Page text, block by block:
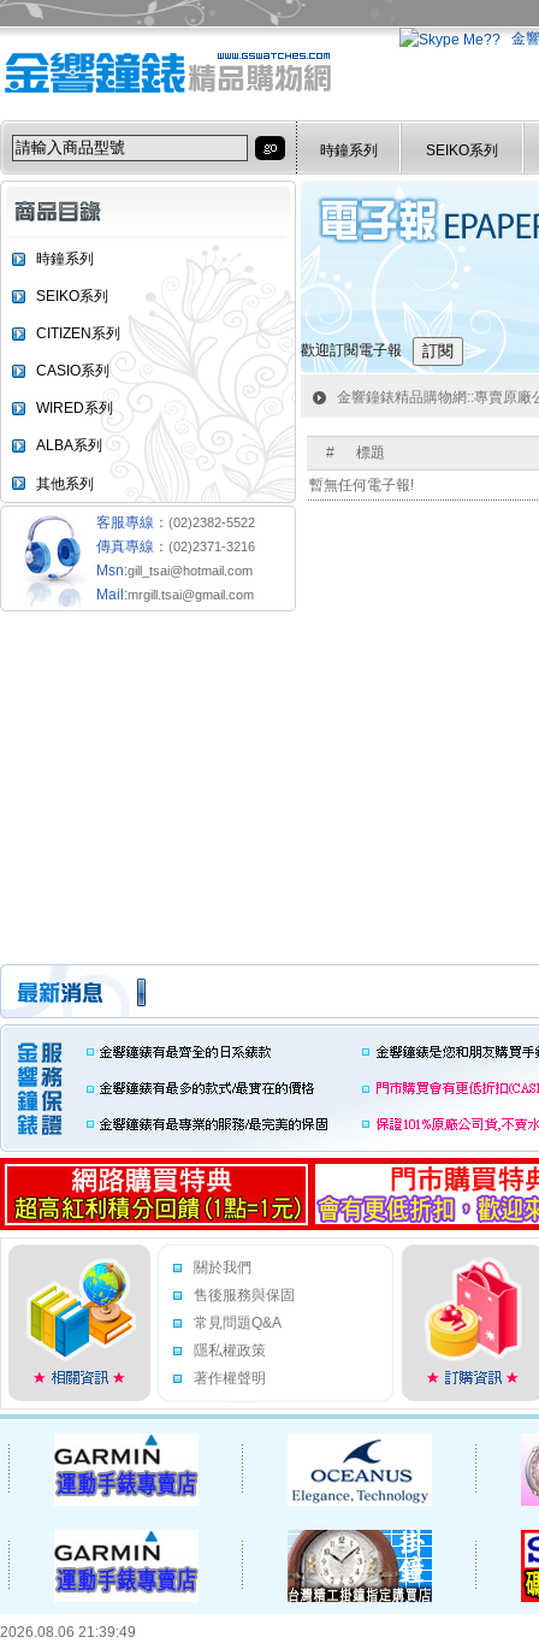
金
時鐘系列 SEIKO系列
時鐘系列
SEIKO系列
CITIZEN系列
CASIO系列
WIRED系列
ALBA系列
其他系列
客服專線： (02)2382-5522
傳真專線： (02)2371-3216
Msn:gill_tsai@hotmail.com
Mail:mrgill.tsai@gmail.com
歡迎訂閱電子報
金響鐘錶精品購物網::專賣原廠
#
標題
暫無任何電子報!
關於我們
售後服務與保固
常見問題Q&A
隱私權政策
著作權聲明
2026.08.06 21:39:49